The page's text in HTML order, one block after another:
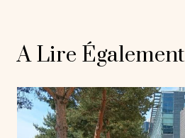
A Lire Également